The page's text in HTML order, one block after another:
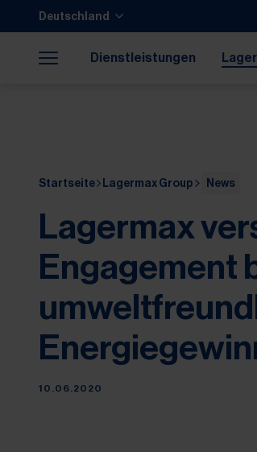
Zum Hauptinhalt springen
Zum Footer springen
Deutschland
Dienstleistungen
Startseite Lagermax Group News
Lagermax
Engagement
10.06.2020